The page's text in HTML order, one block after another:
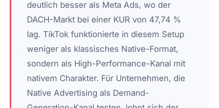
deutlich besser als Meta Ads, wo der
DACH-Markt bei einer KUR von 47,74 %
lag. TikTok funktionierte in diesem Setup
weniger als klassisches Native-Format,
sondern als High-Performance-Kanal mit
nativem Charakter. Für Unternehmen, die
Native Advertising als Demand-